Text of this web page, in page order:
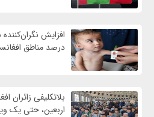
درصد مناطق
بلاتکلیفی زائران
اربعین، حتی یک